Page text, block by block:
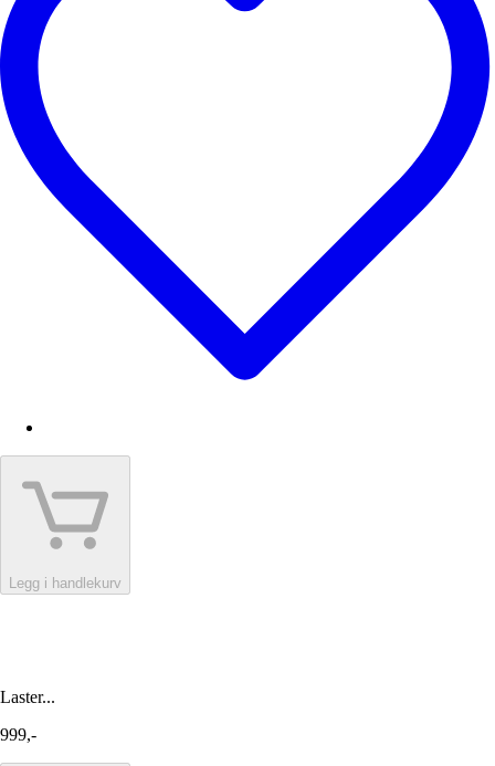
Legg i handlekurv
Laster...
999,-